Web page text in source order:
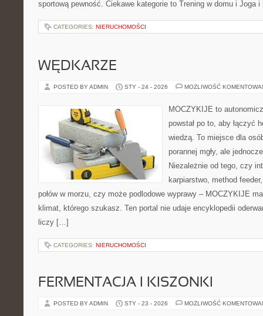
sportową pewność. Ciekawe kategorie to Trening w domu i Joga
CATEGORIES: NIERUCHOMOŚCI
WĘDKARZE
POSTED BY ADMIN STY - 24 - 2026 MOŻLIWOŚĆ
MOCZYKIJE to
powstał po to, aby łączyć
wiedzą. To miejsce dla
porannej mgły, ale
Niezależnie od tego, czy
karpiarstwo, method
połów w morzu, czy może podlodowe wyprawy – MOCZYKIJE
klimat, którego szukasz. Ten portal nie udaje encyklopedii
liczy […]
CATEGORIES: NIERUCHOMOŚCI
FERMENTACJA I KISZONKI
POSTED BY ADMIN STY - 23 - 2026 MOŻLIWOŚĆ